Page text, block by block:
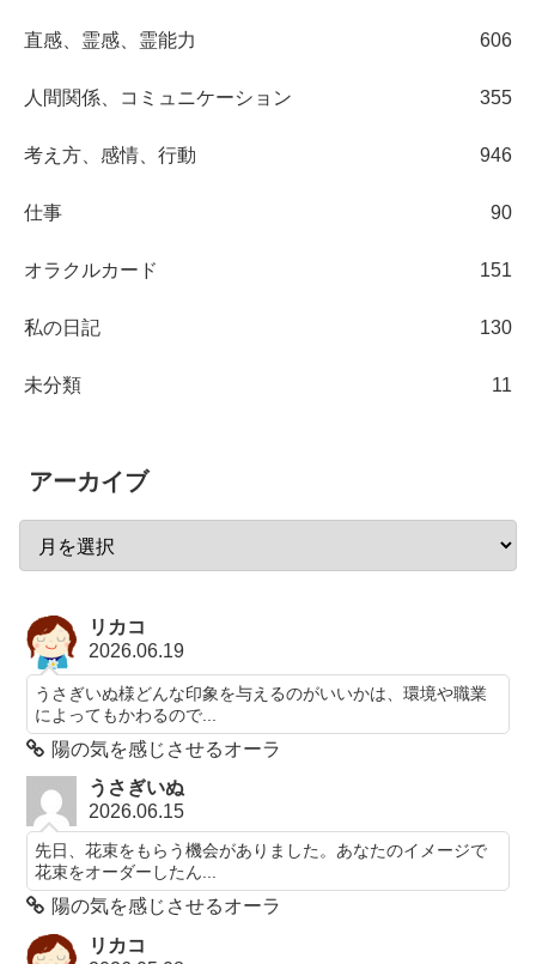
直感、霊感、霊能力 606
人間関係、コミュニケーション 355
考え方、感情、行動 946
仕事 90
オラクルカード 151
私の日記 130
未分類 11
アーカイブ
リカコ
2026.06.19
うさぎいぬ様どんな印象を与えるのがいいかは、環境や職業
によってもかわるので...
陽の気を感じさせるオーラ
うさぎいぬ
2026.06.15
先日、花束をもらう機会がありました。あなたのイメージで
花束をオーダーしたん...
陽の気を感じさせるオーラ
リカコ